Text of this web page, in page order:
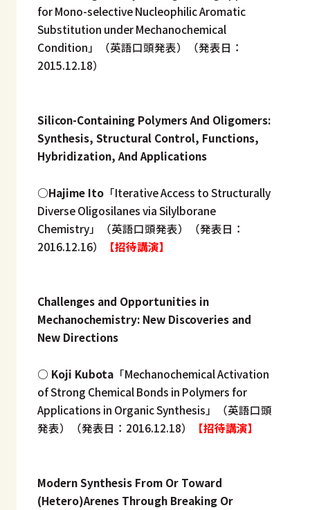
for Mono-selective Nucleophilic Aromatic
Substitution under Mechanochemical
Condition」（英語口頭発表）（発表日：
2015.12.18）
Silicon-Containing Polymers And Oligomers:
Synthesis, Structural Control, Functions,
Hybridization, And Applications
○Hajime Ito「Iterative Access to Structurally
Diverse Oligosilanes via Silylborane
Chemistry」（英語口頭発表）（発表日：
2016.12.16）
【招待講演】
Challenges and Opportunities in
Mechanochemistry: New Discoveries and
New Directions
○ Koji Kubota「Mechanochemical Activation
of Strong Chemical Bonds in Polymers for
Applications in Organic Synthesis」（英語口頭
発表）（発表日：2016.12.18）
【招待講演】
Modern Synthesis From Or Toward
(Hetero)Arenes Through Breaking Or